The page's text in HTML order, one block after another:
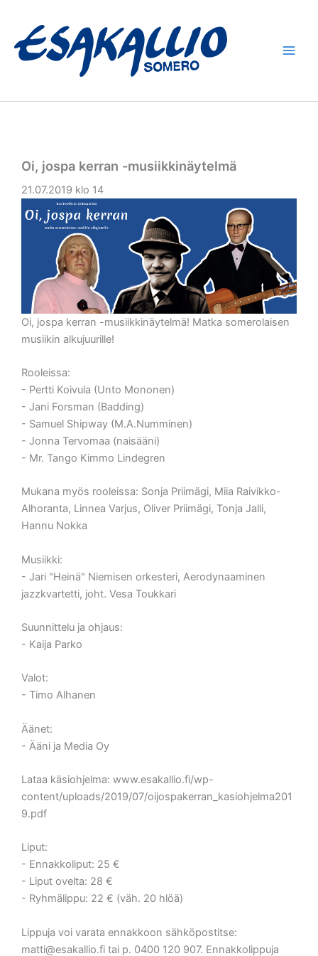
sisältöön
Oi, jospa kerran -musiikkinäytelmä
21.07.2019 klo 14
Oi, jospa kerran -musiikkinäytelmä! Matka somerolaisen
musiikin alkujuurille!
Rooleissa:
- Pertti Koivula (Unto Mononen)
- Jani Forsman (Badding)
- Samuel Shipway (M.A.Numminen)
- Jonna Tervomaa (naisääni)
- Mr. Tango Kimmo Lindegren
Mukana myös rooleissa: Sonja Priimägi, Miia Raivikko-
Alhoranta, Linnea Varjus, Oliver Priimägi, Tonja Jalli,
Hannu Nokka
Musiikki:
- Jari "Heinä" Niemisen orkesteri, Aerodynaaminen
jazzkvartetti, joht. Vesa Toukkari
Suunnittelu ja ohjaus:
- Kaija Parko
Valot:
- Timo Alhanen
Äänet:
- Ääni ja Media Oy
Lataa käsiohjelma: www.esakallio.fi/wp-
content/uploads/2019/07/oijospakerran_kasiohjelma201
9.pdf
Liput:
- Ennakkoliput: 25 €
- Liput ovelta: 28 €
- Ryhmälippu: 22 € (väh. 20 hlöä)
Lippuja voi varata ennakkoon sähköpostitse:
matti@esakallio.fi tai p. 0400 120 907. Ennakkolippuja